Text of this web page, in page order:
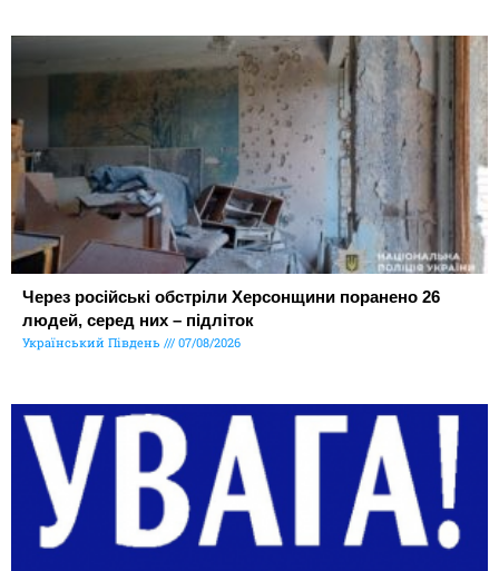
Через російські обстріли Херсонщини поранено 26
людей, серед них – підліток
Український Південь 07/08/2026